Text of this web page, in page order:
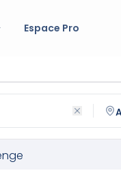
Espace Pro
un
peintrequalifié à